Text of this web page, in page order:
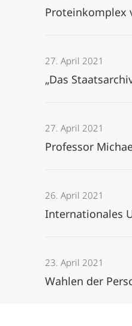
Proteinkomplex
27. April 2021
„Das
27. April 2021
Professor
26. April 2021
Internationales
23. April 2021
Wahlen der